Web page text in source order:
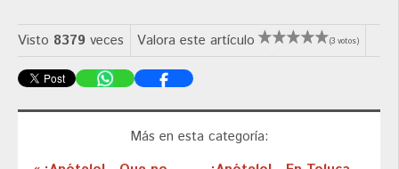
Visto 8379 veces Valora este artículo (3 votos)
Más en esta categoría: